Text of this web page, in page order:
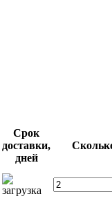
Срок
доставки,
дней